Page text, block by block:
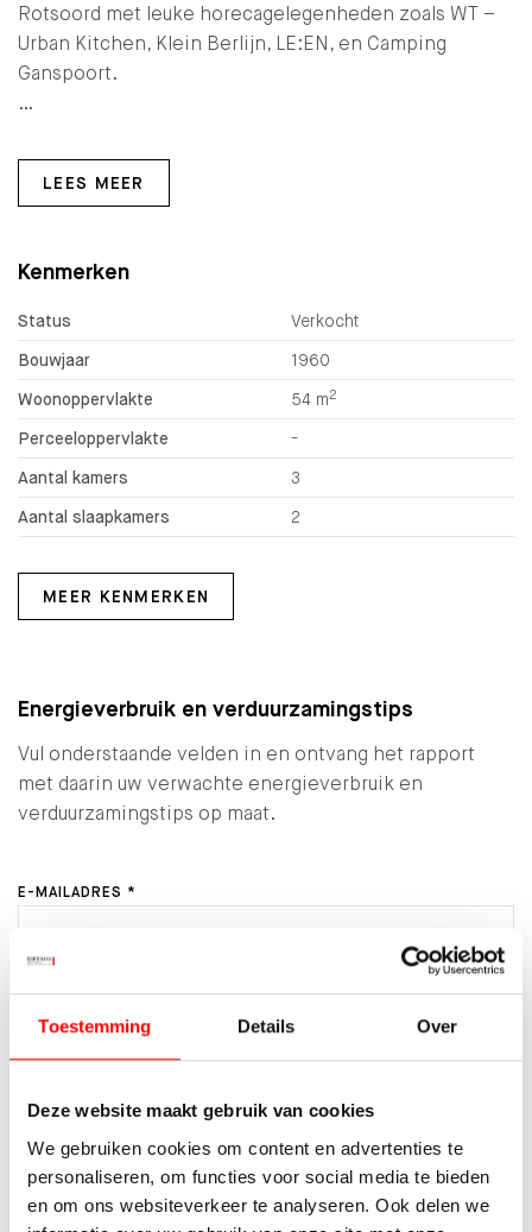
Toestemming Details Over
Deze website maakt gebruik van cookies
We gebruiken cookies om content en advertenties te
personaliseren, om functies voor social media te bieden
en om ons websiteverkeer te analyseren. Ook delen we
Rotsoord met leuke horecagelegenheden zoals WT –
Urban Kitchen, Klein Berlijn, LE:EN, en Camping
Ganspoort.
…
LEES MEER
Kenmerken
Status
Verkocht
Bouwjaar
1960
Woonoppervlakte
54 m2
Perceeloppervlakte
-
Aantal kamers
3
Aantal slaapkamers
2
MEER KENMERKEN
Energieverbruik en verduurzamingstips
Vul onderstaande velden in en ontvang het rapport
met daarin uw verwachte energieverbruik en
verduurzamingstips op maat.
E-MAILADRES *
AANTAL PERSONEN IN HUISHOUDEN *
VERWACHTE ENERGIEVERBRUIK *
LOPEND ENERGIECONTRACT MEE OVERNEMEN?